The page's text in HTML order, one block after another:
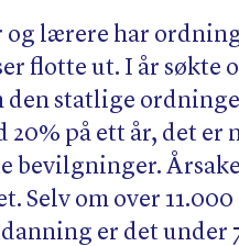
og lærere har
flotte ut. I år søkte
den statlige
20% på ett år, det
bevilgninger.
Selv om over
er det under